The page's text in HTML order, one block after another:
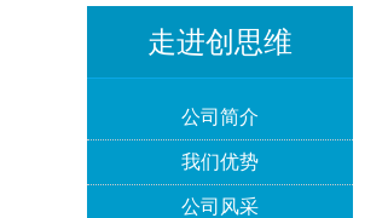
走进创思维
公司简介
我们优势
公司风采
Lowe's劳氏验厂